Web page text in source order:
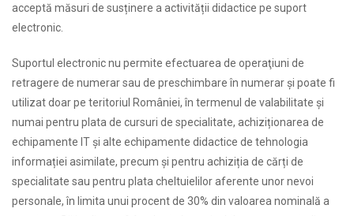
acceptă măsuri de susținere a activității didactice pe suport
electronic.
Suportul electronic nu permite efectuarea de operaţiuni de
retragere de numerar sau de preschimbare în numerar și poate fi
utilizat doar pe teritoriul României, în termenul de valabilitate şi
numai pentru plata de cursuri de specialitate, achiziționarea de
echipamente IT și alte echipamente didactice de tehnologia
informației asimilate, precum și pentru achiziția de cărți de
specialitate sau pentru plata cheltuielilor aferente unor nevoi
personale, în limita unui procent de 30% din valoarea nominală a